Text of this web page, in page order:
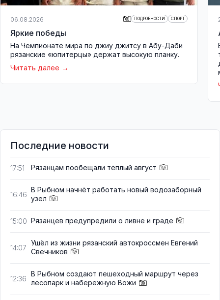
06.08.2026 ПОДРОБНОСТИ СПОРТ
Яркие победы
На Чемпионате мира по джиу джитсу в Абу-Даби
рязанские «юпитерцы» держат высокую планку.
Читать далее
Последние новости
17:51 Рязанцам пообещали тёплый август
16:46
В Рыбном начнёт работать новый водозаборный
узел
15:00 Рязанцев предупредили о ливне и граде
14:07
Ушёл из жизни рязанский автокроссмен Евгений
Свечников
12:36
В Рыбном создают пешеходный маршрут через
лесопарк и набережную Вожи